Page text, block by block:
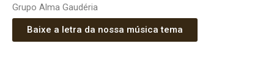
Grupo Alma Gaudéria
Baixe a letra da nossa música tema